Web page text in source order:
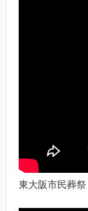
東大阪市民葬祭